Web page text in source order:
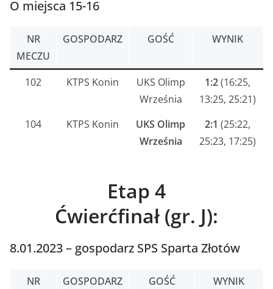
O miejsca 15-16
NR
MECZU
GOSPODARZ GOŚĆ WYNIK
102 KTPS Konin
UKS Olimp
Września
1:2(16:25,
13:25, 25:21)
104
KTPS Konin
UKS Olimp
Września
2:1 (25:22,
25:23, 17:25)
Etap 4
Ćwierćfinał (gr. J):
8.01.2023 – gospodarz SPS Sparta Złotów
NR
GOSPODARZ GOŚĆ WYNIK